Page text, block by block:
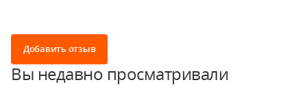
Добавить отзыв
Вы недавно просматривали